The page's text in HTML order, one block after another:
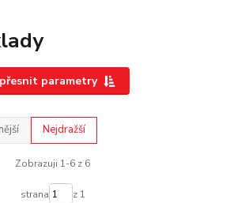
parametry
Nejdražší
Zobrazuji 1-6 z 6
strana z 1